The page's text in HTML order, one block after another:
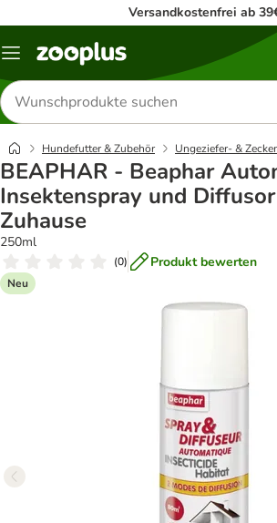
Versandkostenfrei ab
Menü
Produkte
suchen
Hundefutter & Zubehör Ungeziefer- &
BEAPHAR - Beaphar
Insektenspray und
Zuhause
250ml
(0) Produkt bewerten
Neu